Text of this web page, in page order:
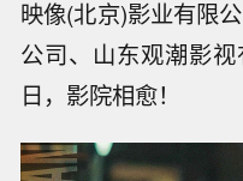
映像(北京)影业有限
公司、山东观潮影
日，影院相愈！